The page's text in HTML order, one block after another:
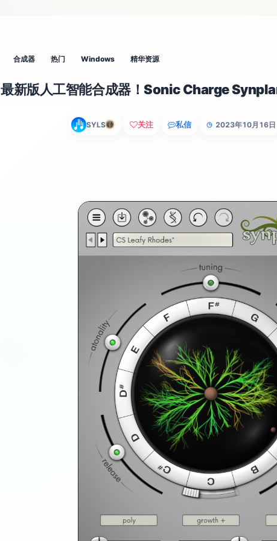
合成器 热门 Windows 精华资源
最新版人工智能合成器！Sonic Charge
SYLS 关注 私信 ◷ 2023年10月16日